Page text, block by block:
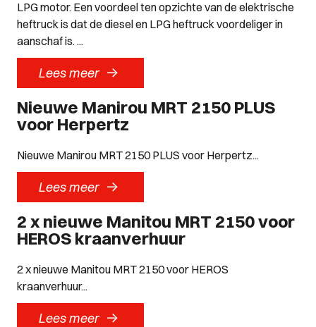
LPG motor. Een voordeel ten opzichte van de elektrische
heftruck is dat de diesel en LPG heftruck voordeliger in
aanschaf is. ...
Lees meer ->
Nieuwe Manirou MRT 2150 PLUS
voor Herpertz
Nieuwe Manirou MRT 2150 PLUS voor Herpertz...
Lees meer ->
2 x nieuwe Manitou MRT 2150 voor
HEROS kraanverhuur
2 x nieuwe Manitou MRT 2150 voor HEROS
kraanverhuur...
Lees meer ->